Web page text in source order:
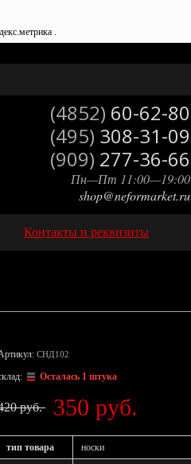
.
(4852) 60-62-80
(495) 308-31-09
(909) 277-36-66
Пн—Пт 11:00—19:00
shop@neformarket.ru
Контакты и реквизиты
СНД102
Осталась 1 штука
руб. 350 руб.
тип товара носки